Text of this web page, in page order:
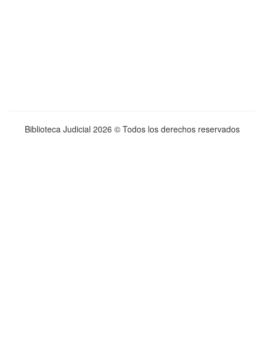
Biblioteca Judicial 2026 © Todos los derechos reservados